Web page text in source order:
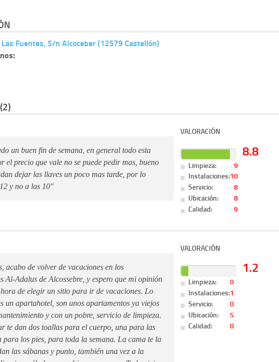
Fuentes, S/n Alcoceber (12579 Castellón)
un buen fin de semana, en general todo esta
el precio que vale no se puede pedir mas, bueno
dejar las llaves un poco mas tarde, por lo
y no a las 10"
VALORACIÓN
8.8
Limpieza:
9
Instalaciones:10
Servicio:
8
Ubicación:
8
Calidad:
9
acabo de volver de vacaciones en los
Al-Adalus de Alcossebre, y espero que mi opinión
de elegir un sitio para ir de vacaciones. Lo
un apartahotel, son unos apartamentos ya viejos
y con un pobre, servicio de limpieza.
te dan dos toallas para el cuerpo, una para las
para los pies, para toda la semana. La cama te la
las sábanas y punto, también una vez a la
VALORACIÓN
1.2
Limpieza:
0
Instalaciones:1
Servicio:
0
Ubicación:
5
Calidad:
0